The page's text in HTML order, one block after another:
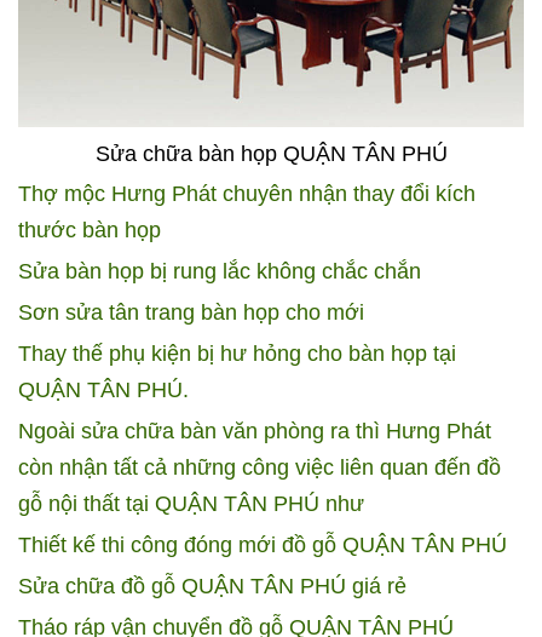
Sửa chữa bàn họp QUẬN TÂN PHÚ
Thợ mộc Hưng Phát chuyên nhận thay đổi kích
thước bàn họp
Sửa bàn họp bị rung lắc không chắc chắn
Sơn sửa tân trang bàn họp cho mới
Thay thế phụ kiện bị hư hỏng cho bàn họp tại
QUẬN TÂN PHÚ.
Ngoài sửa chữa bàn văn phòng ra thì Hưng Phát
còn nhận tất cả những công việc liên quan đến đồ
gỗ nội thất tại QUẬN TÂN PHÚ như
Thiết kế thi công đóng mới đồ gỗ QUẬN TÂN PHÚ
Sửa chữa đồ gỗ QUẬN TÂN PHÚ giá rẻ
Tháo ráp vận chuyển đồ gỗ QUẬN TÂN PHÚ